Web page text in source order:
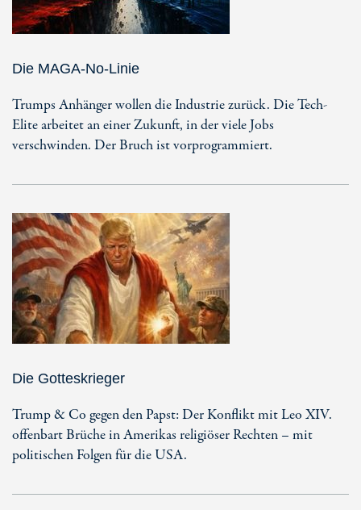
Die MAGA-No-Linie
Trumps Anhänger wollen die Industrie zurück. Die Tech-
Elite arbeitet an einer Zukunft, in der viele Jobs
verschwinden. Der Bruch ist vorprogrammiert.
Die Gotteskrieger
Trump & Co gegen den Papst: Der Konflikt mit Leo XIV.
offenbart Brüche in Amerikas religiöser Rechten – mit
politischen Folgen für die USA.